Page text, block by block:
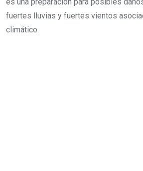
fuertes lluvias y fuertes vientos
climático.